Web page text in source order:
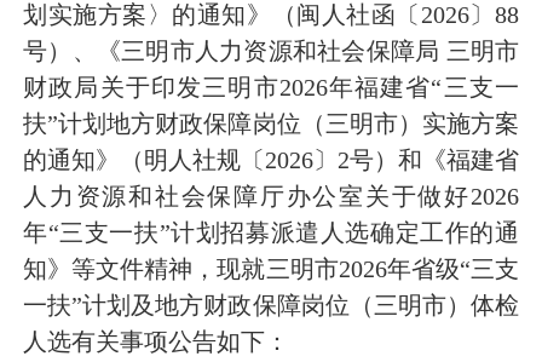
划实施方案〉的通知》（闽人社函〔2026〕88
号）、《三明市人力资源和社会保障局 三明市
财政局关于印发三明市2026年福建省“三支一
扶”计划地方财政保障岗位（三明市）实施方案
的通知》（明人社规〔2026〕2号）和《福建省
人力资源和社会保障厅办公室关于做好2026
年“三支一扶”计划招募派遣人选确定工作的通
知》等文件精神，现就三明市2026年省级“三支
一扶”计划及地方财政保障岗位（三明市）体检
人选有关事项公告如下：